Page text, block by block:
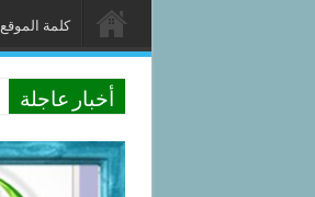
كلمة الموقع
أخبار عاجلة